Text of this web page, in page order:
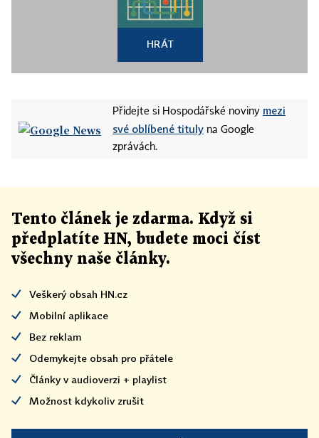
HRÁT
Přidejte si Hospodářské noviny mezi
své oblíbené tituly na Google
zprávách.
Tento článek je zdarma. Když si
předplatíte HN, budete moci číst
všechny naše články.
Veškerý obsah HN.cz
Mobilní aplikace
Bez reklam
Odemykejte obsah pro přátele
Články v audioverzi + playlist
Možnost kdykoliv zrušit